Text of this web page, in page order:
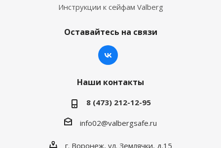
Инструкции к сейфам Valberg
Оставайтесь на связи
Наши контакты
8 (473) 212-12-95
info02@valbergsafe.ru
г. Воронеж, ул. Землячки, д.15